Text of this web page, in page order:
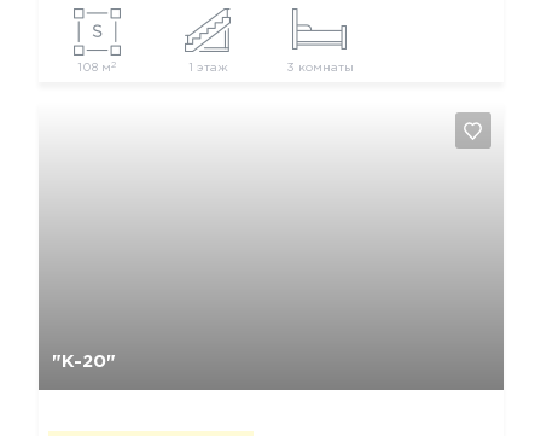
108 м 2 1 этаж 3 комнаты
"К-20"